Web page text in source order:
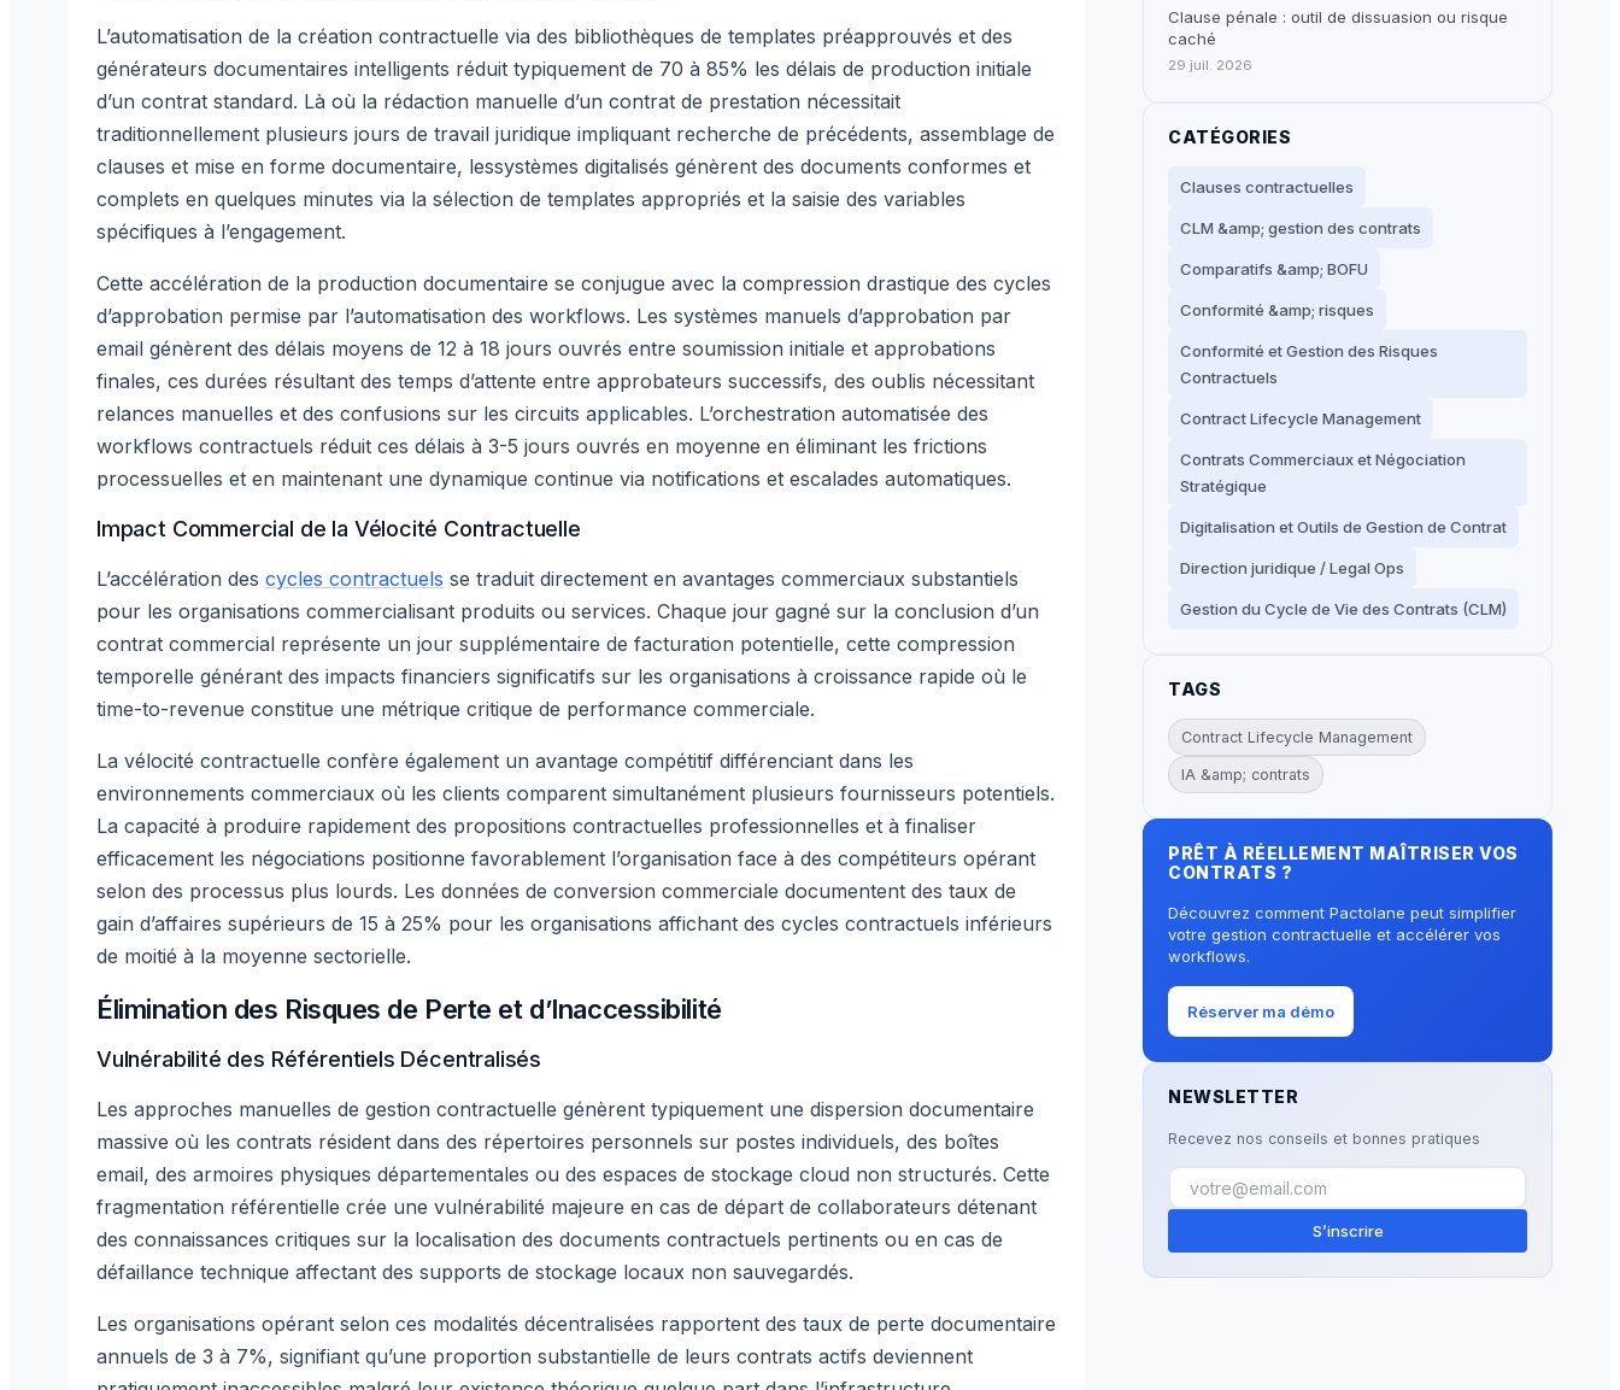
L’automatisation de la création contractuelle via des bibliothèques de templates préapprouvés et des
générateurs documentaires intelligents réduit typiquement de 70 à 85% les délais de production initiale
d’un contrat standard. Là où la rédaction manuelle d’un contrat de prestation nécessitait
traditionnellement plusieurs jours de travail juridique impliquant recherche de précédents, assemblage de
clauses et mise en forme documentaire, lessystèmes digitalisés génèrent des documents conformes et
complets en quelques minutes via la sélection de templates appropriés et la saisie des variables
spécifiques à l’engagement.
Cette accélération de la production documentaire se conjugue avec la compression drastique des cycles
d’approbation permise par l’automatisation des workflows. Les systèmes manuels d’approbation par
email génèrent des délais moyens de 12 à 18 jours ouvrés entre soumission initiale et approbations
finales, ces durées résultant des temps d’attente entre approbateurs successifs, des oublis nécessitant
relances manuelles et des confusions sur les circuits applicables. L’orchestration automatisée des
workflows contractuels réduit ces délais à 3-5 jours ouvrés en moyenne en éliminant les frictions
processuelles et en maintenant une dynamique continue via notifications et escalades automatiques.
Impact Commercial de la Vélocité Contractuelle
L’accélération des cycles contractuels se traduit directement en avantages commerciaux substantiels
pour les organisations commercialisant produits ou services. Chaque jour gagné sur la conclusion d’un
contrat commercial représente un jour supplémentaire de facturation potentielle, cette compression
temporelle générant des impacts financiers significatifs sur les organisations à croissance rapide où le
time-to-revenue constitue une métrique critique de performance commerciale.
La vélocité contractuelle confère également un avantage compétitif différenciant dans les
environnements commerciaux où les clients comparent simultanément plusieurs fournisseurs potentiels.
La capacité à produire rapidement des propositions contractuelles professionnelles et à finaliser
efficacement les négociations positionne favorablement l’organisation face à des compétiteurs opérant
selon des processus plus lourds. Les données de conversion commerciale documentent des taux de
gain d’affaires supérieurs de 15 à 25% pour les organisations affichant des cycles contractuels inférieurs
de moitié à la moyenne sectorielle.
Élimination des Risques de Perte et d’Inaccessibilité
Vulnérabilité des Référentiels Décentralisés
Les approches manuelles de gestion contractuelle génèrent typiquement une dispersion documentaire
massive où les contrats résident dans des répertoires personnels sur postes individuels, des boîtes
email, des armoires physiques départementales ou des espaces de stockage cloud non structurés. Cette
fragmentation référentielle crée une vulnérabilité majeure en cas de départ de collaborateurs détenant
des connaissances critiques sur la localisation des documents contractuels pertinents ou en cas de
défaillance technique affectant des supports de stockage locaux non sauvegardés.
Les organisations opérant selon ces modalités décentralisées rapportent des taux de perte documentaire
annuels de 3 à 7%, signifiant qu’une proportion substantielle de leurs contrats actifs deviennent
Clause pénale : outil de dissuasion ou risque
caché
29 juil. 2026
CATÉGORIES
Clauses contractuelles
CLM &amp; gestion des contrats
Comparatifs &amp; BOFU
Conformité &amp; risques
Conformité et Gestion des Risques
Contractuels
Contract Lifecycle Management
Contrats Commerciaux et Négociation
Stratégique
Digitalisation et Outils de Gestion de Contrat
Direction juridique / Legal Ops
Gestion du Cycle de Vie des Contrats (CLM)
TAGS
Contract Lifecycle Management
IA &amp; contrats
PRÊT À RÉELLEMENT MAÎTRISER VOS
CONTRATS ?
Découvrez comment Pactolane peut simplifier
votre gestion contractuelle et accélérer vos
workflows.
Réserver ma démo
NEWSLETTER
Recevez nos conseils et bonnes pratiques
S’inscrire